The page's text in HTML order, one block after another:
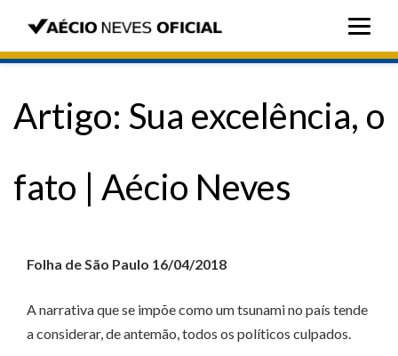
Artigo: Sua excelência, o
fato | Aécio Neves
Folha de São Paulo 16/04/2018
A narrativa que se impõe como um tsunami no país tende
a considerar, de antemão, todos os políticos culpados.